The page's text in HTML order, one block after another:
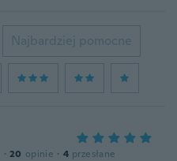
Najbardziej pomocne
· 20 opinie · 4 przesłane